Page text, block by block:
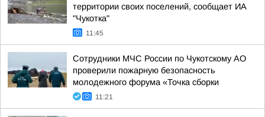
территории своих поселений, сообщает ИА
"Чукотка"
11:45
Сотрудники МЧС России по Чукотскому АО
проверили пожарную безопасность
молодежного форума «Точка сборки
11:21